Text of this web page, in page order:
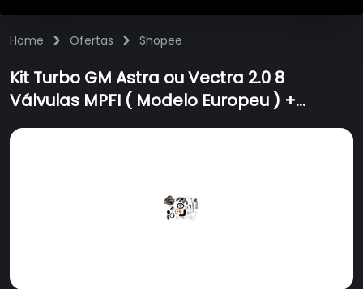
Home Ofertas Shopee
Kit Turbo GM Astra ou Vectra 2.0 8
Válvulas MPFI ( Modelo Europeu ) +
Turbina ZR4649